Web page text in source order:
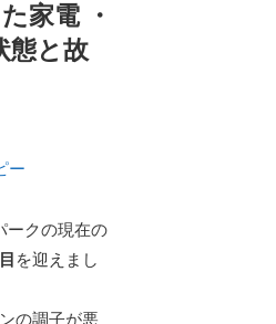
家電 ・
態と故
ー
ークの現在の
を迎えまし
の調子が悪